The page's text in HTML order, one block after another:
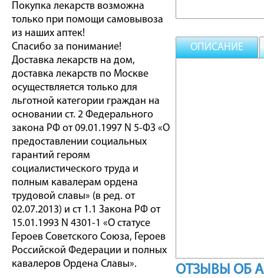
Покупка лекарств возможна
только при помощи самовывоза
из наших аптек!
Спасибо за понимание!
Доставка лекарств на дом,
доставка лекарств по Москве
осуществляется только для
льготной категории граждан на
основании ст. 2 Федерального
закона РФ от 09.01.1997 N 5-ФЗ «О
предоставлении социальных
гарантий героям
социалистического труда и
полным кавалерам ордена
трудовой славы» (в ред. от
02.07.2013) и ст 1.1 Закона РФ от
15.01.1993 N 4301-1 «О статусе
Героев Советского Союза, Героев
Российской Федерации и полных
кавалеров Ордена Славы».
ОПИСАНИЕ
ОТЗЫВЫ ОБ